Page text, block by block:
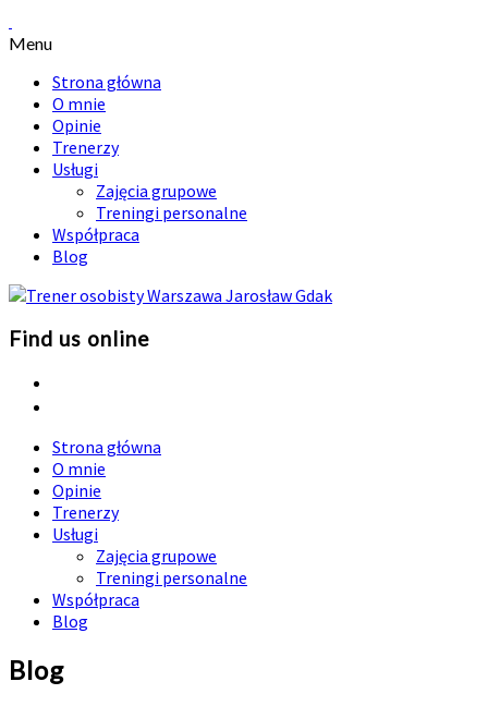
Menu
Strona główna
O mnie
Opinie
Trenerzy
Usługi
Zajęcia grupowe
Treningi personalne
Współpraca
Blog
Find us online
Strona główna
O mnie
Opinie
Trenerzy
Usługi
Zajęcia grupowe
Treningi personalne
Współpraca
Blog
Blog